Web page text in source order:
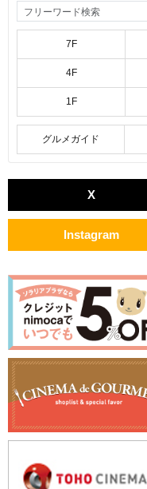
7F
4F
1F
グルメガイド
X
Instagram